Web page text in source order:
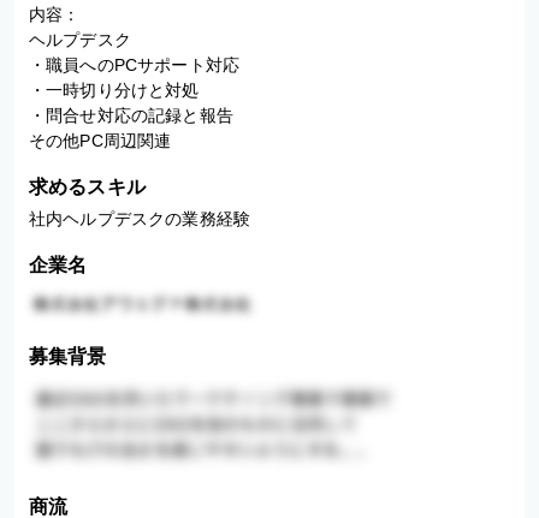
内容：
ヘルプデスク
・職員へのPCサポート対応
・一時切り分けと対処
・問合せ対応の記録と報告
その他PC周辺関連
求めるスキル
社内ヘルプデスクの業務経験
企業名
募集背景
商流